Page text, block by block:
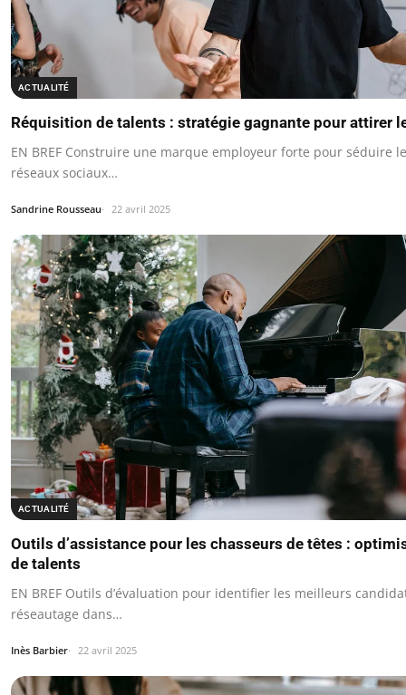
ACTUALITÉ
Réquisition de talents : stratégie gagnante pour attirer
EN BREF Construire une marque employeur forte pour séduire
réseaux sociaux…
Sandrine Rousseau 22 avril 2025
ACTUALITÉ
Outils d’assistance pour les chasseurs de têtes :
de talents
EN BREF Outils d’évaluation pour identifier les meilleurs
réseautage dans…
Inès Barbier 22 avril 2025